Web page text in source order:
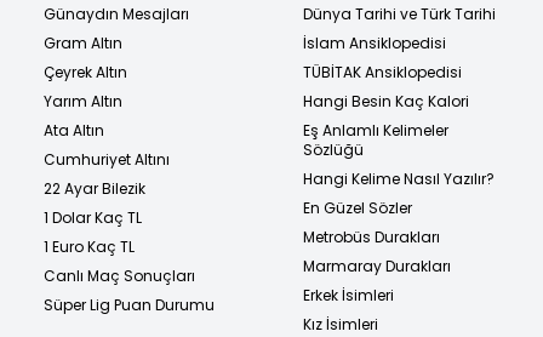
Günaydın Mesajları
Gram Altın
Çeyrek Altın
Yarım Altın
Ata Altın
Cumhuriyet Altını
22 Ayar Bilezik
1 Dolar Kaç TL
1 Euro Kaç TL
Canlı Maç Sonuçları
Süper Lig Puan Durumu
Dünya Tarihi ve Türk Tarihi
İslam Ansiklopedisi
TÜBİTAK Ansiklopedisi
Hangi Besin Kaç Kalori
Eş Anlamlı Kelimeler
Sözlüğü
Hangi Kelime Nasıl Yazılır?
En Güzel Sözler
Metrobüs Durakları
Marmaray Durakları
Erkek İsimleri
Kız İsimleri